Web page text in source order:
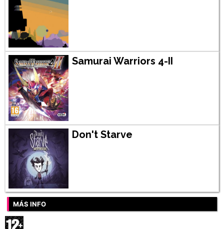
Samurai Warriors 4-II
Don't Starve
MÁS INFO